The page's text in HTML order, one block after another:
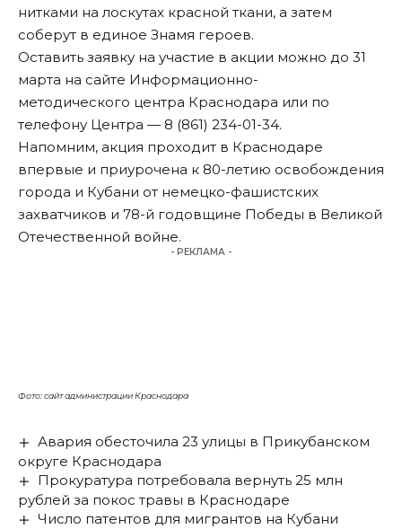
нитками на лоскутах красной ткани, а затем
соберут в единое Знамя героев.
Оставить заявку на участие в акции можно до 31
марта на сайте Информационно-
методического центра Краснодара или по
телефону Центра — 8 (861) 234-01-34.
Напомним, акция проходит в Краснодаре
впервые и приурочена к 80-летию освобождения
города и Кубани от немецко-фашистских
захватчиков и 78-й годовщине Победы в Великой
Отечественной войне.
- РЕКЛАМА -
Фото: сайт администрации Краснодара
Авария обесточила 23 улицы в Прикубанском
округе Краснодара
Прокуратура потребовала вернуть 25 млн
рублей за покос травы в Краснодаре
Число патентов для мигрантов на Кубани